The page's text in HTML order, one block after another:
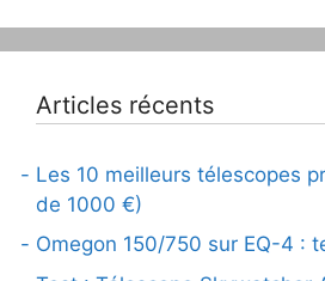
Articles récents
Les 10 meilleurs télescopes
de 1000 €)
Omegon 150/750 sur EQ-4 :